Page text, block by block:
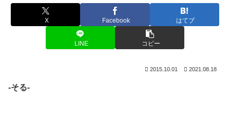
X Facebook はてブ
LINE コピー
2015.10.01 2021.08.18
-そる-